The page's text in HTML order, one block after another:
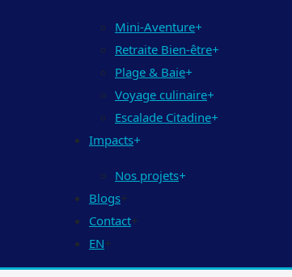
Mini-Aventure+
Retraite Bien-être+
Plage & Baie+
Voyage culinaire+
Escalade Citadine+
Impacts+
Nos projets+
Blogs+
Contact+
EN+